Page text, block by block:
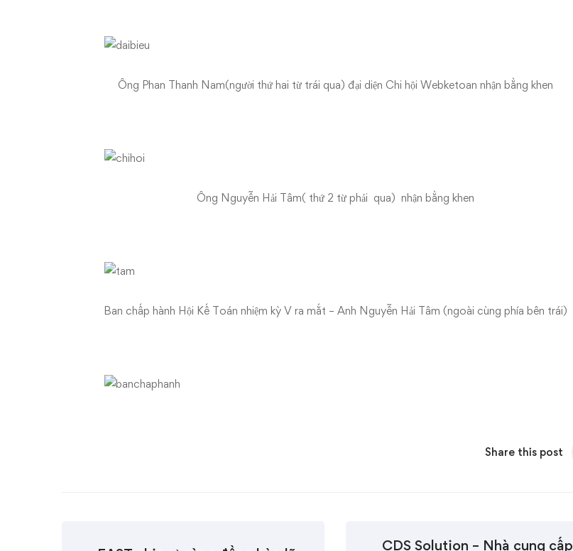
Ông Phan Thanh Nam(người thứ hai từ trái qua) đại diện Chi hội Webketoan nhận bằng khen
Ông Nguyễn Hải Tâm( thứ 2 từ phải qua) nhận bằng khen
Ban chấp hành Hội Kế Toán nhiệm kỳ V ra mắt – Anh Nguyễn Hải Tâm (ngoài cùng phía bên trái)
Share this post
CDS Solution – Nhà cung cấp